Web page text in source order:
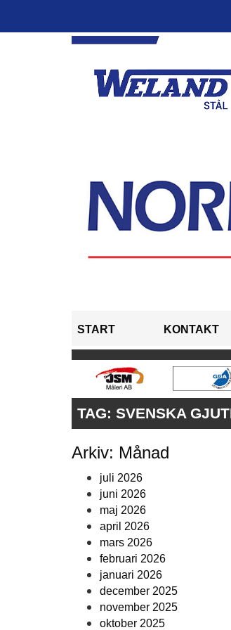
START KONTAKT
TAG: SVENSKA
Arkiv: Månad
juli 2026
juni 2026
maj 2026
april 2026
mars 2026
februari 2026
januari 2026
december 2025
november 2025
oktober 2025